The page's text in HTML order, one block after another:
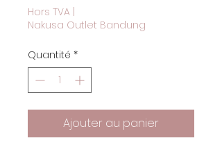
Hors TVA
Nakusa Outlet Bandung
Quantité *
Ajouter au panier